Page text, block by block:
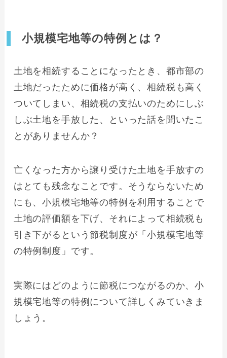
小規模宅地等の特例とは？
土地を相続することになったとき、都市部の
土地だったために価格が高く、相続税も高く
ついてしまい、相続税の支払いのためにしぶ
しぶ土地を手放した、といった話を聞いたこ
とがありませんか？
亡くなった方から譲り受けた土地を手放すの
はとても残念なことです。そうならないため
にも、小規模宅地等の特例を利用することで
土地の評価額を下げ、それによって相続税も
引き下がるという節税制度が「小規模宅地等
の特例制度」です。
実際にはどのように節税につながるのか、小
規模宅地等の特例について詳しくみていきま
しょう。